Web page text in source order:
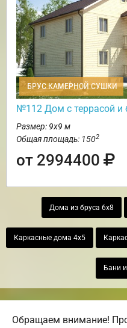
БРУС КАМЕРНОЙ СУШКИ
№112 Дом с террасой и
Размер: 9х9 м
Общая площадь: 1502
от 2994400
Дома из бруса 6х8
Каркасные дома 4х5
Бани
Обращаем внимание!